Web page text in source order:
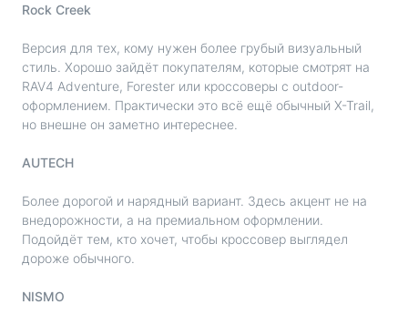
Rock Creek
Версия для тех, кому нужен более грубый визуальный
стиль. Хорошо зайдёт покупателям, которые смотрят на
RAV4 Adventure, Forester или кроссоверы с outdoor-
оформлением. Практически это всё ещё обычный X-Trail,
но внешне он заметно интереснее.
AUTECH
Более дорогой и нарядный вариант. Здесь акцент не на
внедорожности, а на премиальном оформлении.
Подойдёт тем, кто хочет, чтобы кроссовер выглядел
дороже обычного.
NISMO